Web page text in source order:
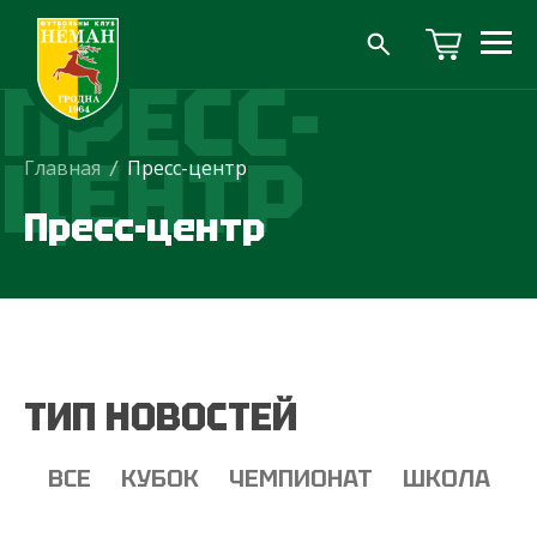
ПРЕСС-
ЦЕНТР
Главная / Пресс-центр
Пресс-центр
ТИП НОВОСТЕЙ
ВСЕ КУБОК ЧЕМПИОНАТ ШКОЛА